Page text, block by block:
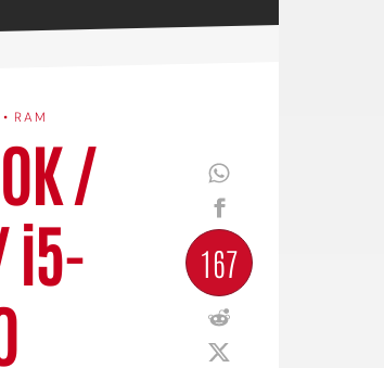
RAM
/
i5-
167